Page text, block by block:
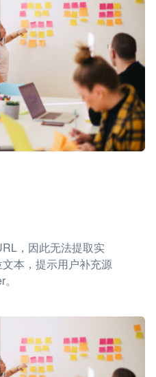
，因此无法提取实
本，提示用户补充源